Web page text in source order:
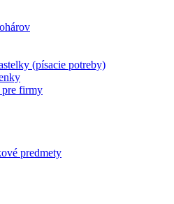
(písacie potreby)
pre firmy
predmety